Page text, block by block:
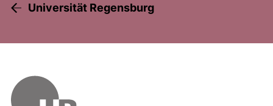
Universität Regensburg